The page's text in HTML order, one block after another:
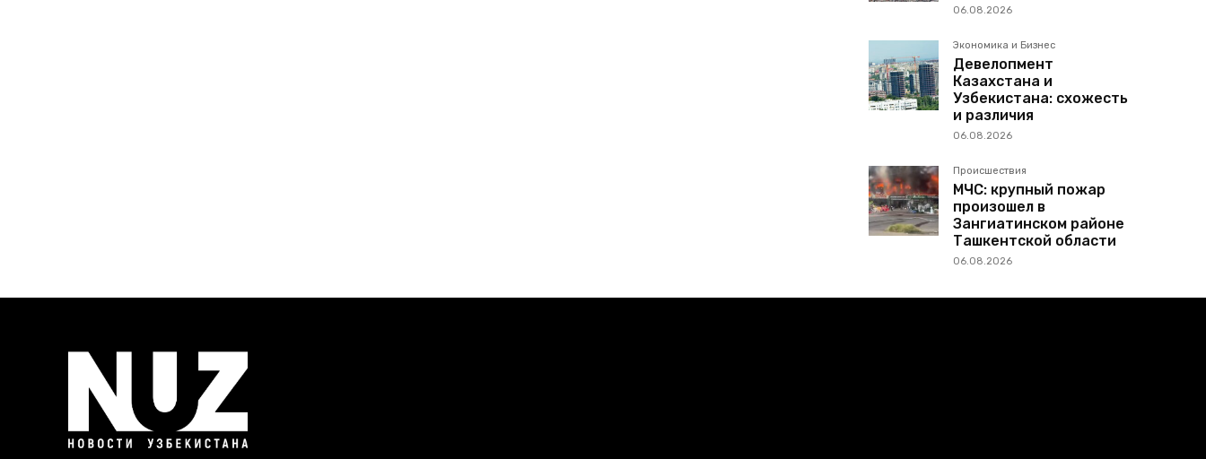
06.08.2026
Экономика и Бизнес
Девелопмент
Казахстана и
Узбекистана: схожесть
и различия
06.08.2026
Происшествия
МЧС: крупный пожар
произошел в
Зангиатинском районе
Ташкентской области
06.08.2026